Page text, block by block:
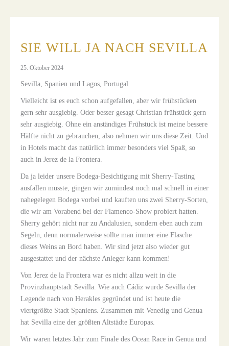
SIE WILL JA NACH SEVILLA
25. Oktober 2024
Sevilla, Spanien und Lagos, Portugal
Vielleicht ist es euch schon aufgefallen, aber wir frühstücken
gern sehr ausgiebig. Oder besser gesagt Christian frühstück gern
sehr ausgiebig. Ohne ein anständiges Frühstück ist meine bessere
Hälfte nicht zu gebrauchen, also nehmen wir uns diese Zeit. Und
in Hotels macht das natürlich immer besonders viel Spaß, so
auch in Jerez de la Frontera.
Da ja leider unsere Bodega-Besichtigung mit Sherry-Tasting
ausfallen musste, gingen wir zumindest noch mal schnell in einer
nahegelegen Bodega vorbei und kauften uns zwei Sherry-Sorten,
die wir am Vorabend bei der Flamenco-Show probiert hatten.
Sherry gehört nicht nur zu Andalusien, sondern eben auch zum
Segeln, denn normalerweise sollte man immer eine Flasche
dieses Weins an Bord haben. Wir sind jetzt also wieder gut
ausgestattet und der nächste Anleger kann kommen!
Von Jerez de la Frontera war es nicht allzu weit in die
Provinzhauptstadt Sevilla. Wie auch Cádiz wurde Sevilla der
Legende nach von Herakles gegründet und ist heute die
viertgrößte Stadt Spaniens. Zusammen mit Venedig und Genua
hat Sevilla eine der größten Altstädte Europas.
Wir waren letztes Jahr zum Finale des Ocean Race in Genua und